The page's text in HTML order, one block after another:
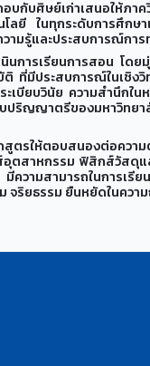
อบกับศิษย์เก่าเสนอให้
นโลยี ในทุกระดับการ
ามรู้และประสบการณ์กา
การเรียนการสอน โด
ที่มีประสบการณ์ในเชิง
บียบวินัย ความสำนึกใ
ญญาตรีของมหาวิทยา
รให้ตอบสนองต่อควา
สาหกรรม ฟิสิกส์วัสดุแ
ามสามารถในการเรีย
ริยธรรม ยืนหยัดในควา